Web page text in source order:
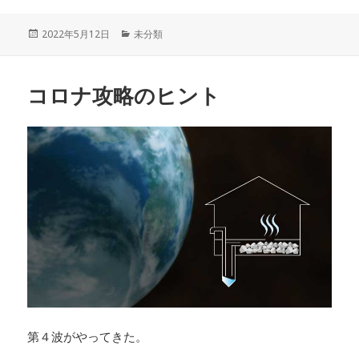
投
2022年5月12日
カ
ー
未分類
コロナ攻略のヒント
第４波がやってきた。